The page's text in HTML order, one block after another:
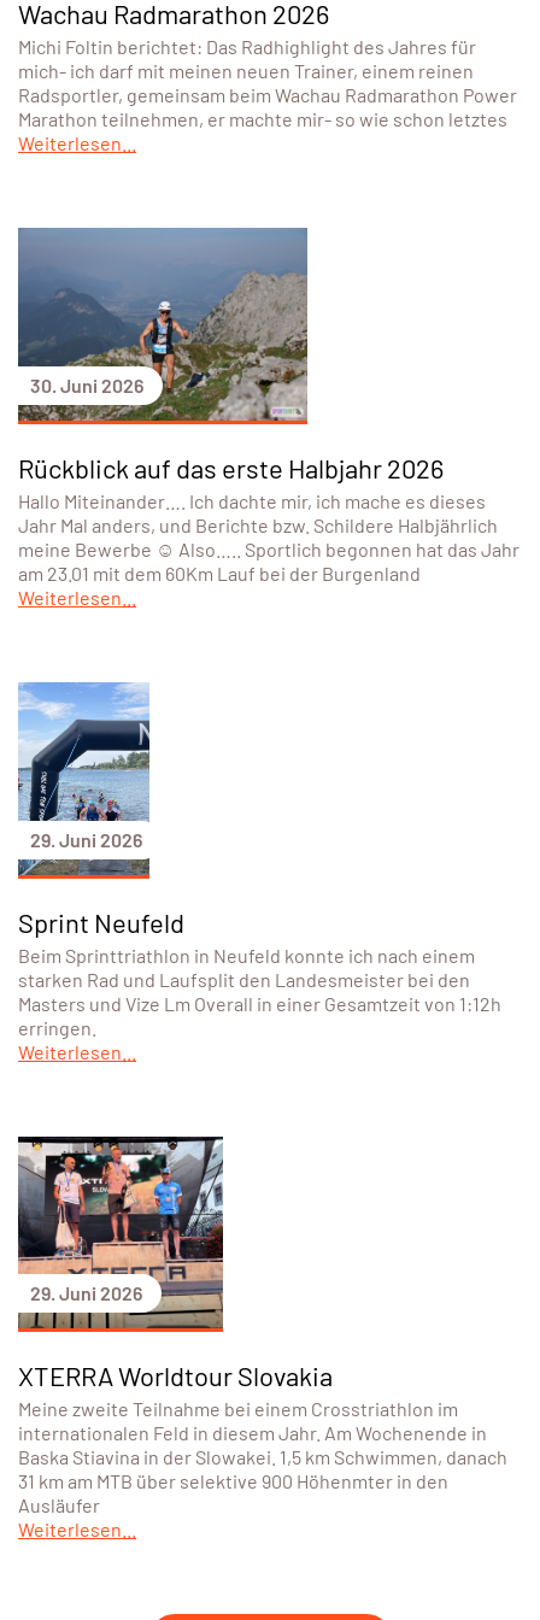
Wachau Radmarathon 2026
Michi Foltin berichtet: Das Radhighlight des Jahres für
mich- ich darf mit meinen neuen Trainer, einem reinen
Radsportler, gemeinsam beim Wachau Radmarathon Power
Marathon teilnehmen, er machte mir- so wie schon letztes
Weiterlesen...
30. Juni 2026
Rückblick auf das erste Halbjahr 2026
Hallo Miteinander…. Ich dachte mir, ich mache es dieses
Jahr Mal anders, und Berichte bzw. Schildere Halbjährlich
meine Bewerbe ☺️ Also….. Sportlich begonnen hat das Jahr
am 23.01 mit dem 60Km Lauf bei der Burgenland
Weiterlesen...
29. Juni 2026
Sprint Neufeld
Beim Sprinttriathlon in Neufeld konnte ich nach einem
starken Rad und Laufsplit den Landesmeister bei den
Masters und Vize Lm Overall in einer Gesamtzeit von 1:12h
erringen.
Weiterlesen...
29. Juni 2026
XTERRA Worldtour Slovakia
Meine zweite Teilnahme bei einem Crosstriathlon im
internationalen Feld in diesem Jahr. Am Wochenende in
Baska Stiavina in der Slowakei. 1,5 km Schwimmen, danach
31 km am MTB über selektive 900 Höhenmter in den
Ausläufer
Weiterlesen...